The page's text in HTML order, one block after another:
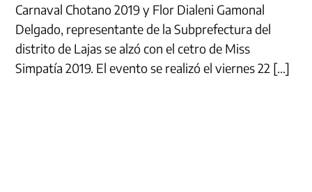
Carnaval Chotano 2019 y Flor Dialeni Gamonal
Delgado, representante de la Subprefectura del
distrito de Lajas se alzó con el cetro de Miss
Simpatía 2019. El evento se realizó el viernes 22 […]